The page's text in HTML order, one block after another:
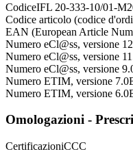
CodiceIFL 20-333-10/01-
Codice articolo (codice
EAN (European Article
Numero eCl@ss, versione
Numero eCl@ss, versione
Numero eCl@ss, versione
Numero ETIM, versione 7.0
Numero ETIM, versione 6.0
Omologazioni -
CertificazioniCCC